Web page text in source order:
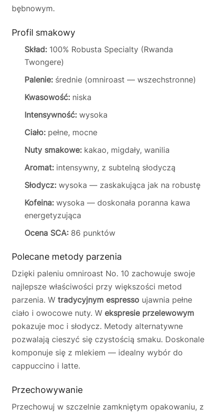
bębnowym.
Profil smakowy
Skład: 100% Robusta Specialty (Rwanda
Twongere)
Palenie: średnie (omniroast — wszechstronne)
Kwasowość: niska
Intensywność: wysoka
Ciało: pełne, mocne
Nuty smakowe: kakao, migdały, wanilia
Aromat: intensywny, z subtelną słodyczą
Słodycz: wysoka — zaskakująca jak na robustę
Kofeina: wysoka — doskonała poranna kawa
energetyzująca
Ocena SCA: 86 punktów
Polecane metody parzenia
Dzięki paleniu omniroast No. 10 zachowuje swoje
najlepsze właściwości przy większości metod
parzenia. W tradycyjnym espresso ujawnia pełne
ciało i owocowe nuty. W ekspresie przelewowym
pokazuje moc i słodycz. Metody alternatywne
pozwalają cieszyć się czystością smaku. Doskonale
komponuje się z mlekiem — idealny wybór do
cappuccino i latte.
Przechowywanie
Przechowuj w szczelnie zamkniętym opakowaniu, z